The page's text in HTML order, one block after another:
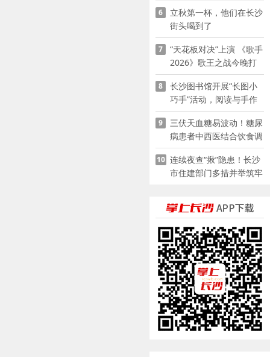
6
立秋第一杯，他们在长沙
街头喝到了
7
“天花板对决”上演 《歌手
2026》歌王之战今晚打
响
8
长沙图书馆开展“长图小
巧手”活动，阅读与手作
赋能少儿暑期成长
9
三伏天血糖易波动！糖尿
病患者中西医结合饮食调
养指南
10 连续夜查“揪”隐患！长沙
市住建部门多措并举筑牢